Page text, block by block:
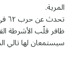
المرية.
ظافر قلّب الأشرطة
سيستمعان لها تالي